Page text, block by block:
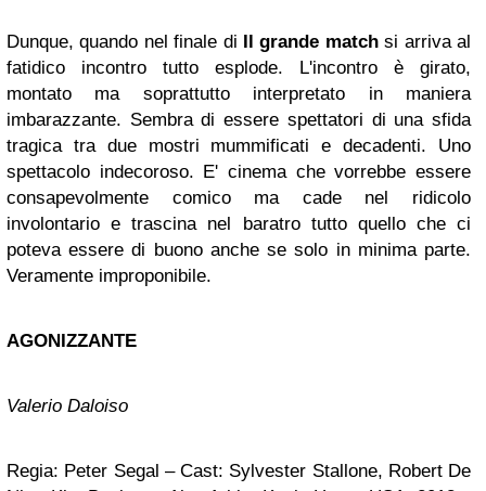
Dunque, quando nel finale di Il grande matchsi arriva al
fatidico incontro tutto esplode. L'incontro è girato,
montato ma soprattutto interpretato in maniera
imbarazzante. Sembra di essere spettatori di una sfida
tragica tra due mostri mummificati e decadenti. Uno
spettacolo indecoroso. E' cinema che vorrebbe essere
consapevolmente comico ma cade nel ridicolo
involontario e trascina nel baratro tutto quello che ci
poteva essere di buono anche se solo in minima parte.
Veramente improponibile.
AGONIZZANTE
Valerio Daloiso
Regia: Peter Segal – Cast: Sylvester Stallone, Robert De